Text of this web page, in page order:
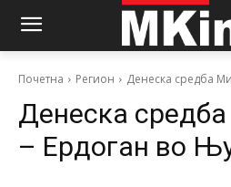
Почетна Регион Денеска средба
Денеска
– Ердоган во